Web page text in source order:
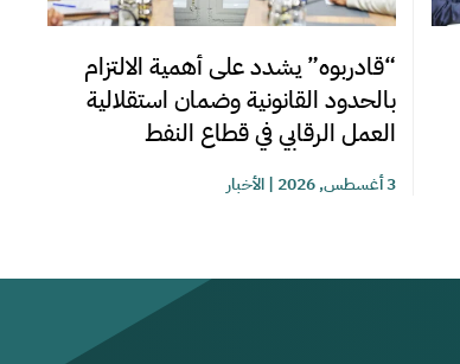
“قادربوه” يشدد على أهمية الالتزام
بالحدود القانونية وضمان استقلالية
العمل الرقابي في قطاع النفط
3 أغسطس, 2026 |الأخبار